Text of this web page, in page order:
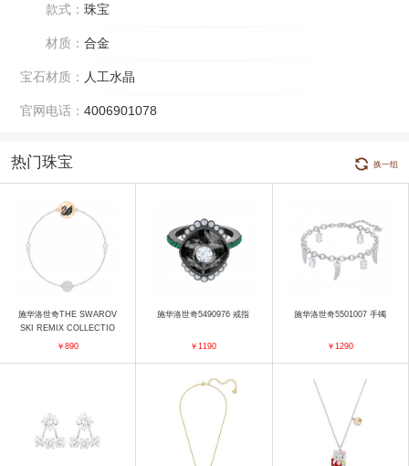
款式： 珠宝
材质： 合金
宝石材质： 人工水晶
官网电话： 4006901078
热门珠宝 换一组
施华洛世奇THE SWAROV
SKI REMIX COLLECTIO
N 5451095 手镯
￥890
施华洛世奇5490976 戒指
￥1190
施华洛世奇5501007 手镯
￥1290